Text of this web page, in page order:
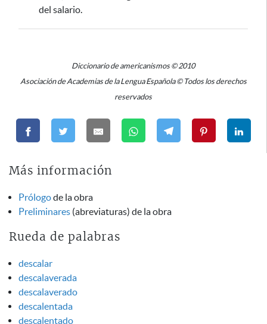
del salario.
Diccionario de americanismos © 2010
Asociación de Academias de la Lengua Española © Todos los derechos
reservados
Más información
Prólogode la obra
Preliminares (abreviaturas) de la obra
Rueda de palabras
descalar
descalaverada
descalaverado
descalentada
descalentado